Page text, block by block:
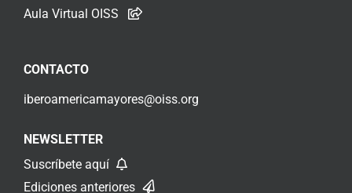
Aula Virtual OISS
CONTACTO
iberoamericamayores@oiss.org
NEWSLETTER
Suscríbete aquí
Ediciones anteriores